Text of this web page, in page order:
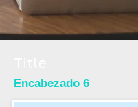
Encabezado 6